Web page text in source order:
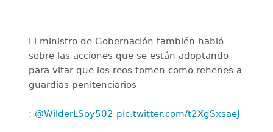
El ministro de Gobernación también habló
sobre las acciones que se están adoptando
para vitar que los reos tomen como rehenes a
guardias penitenciarios
: @WilderLSoy502 pic.twitter.com/t2XgSxsaeJ